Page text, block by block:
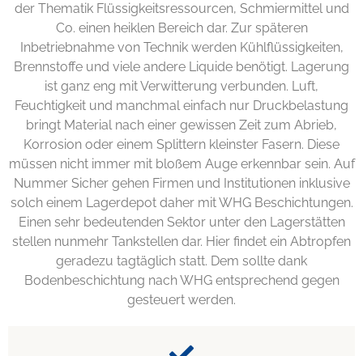
der Thematik Flüssigkeitsressourcen, Schmiermittel und
Co. einen heiklen Bereich dar. Zur späteren
Inbetriebnahme von Technik werden Kühlflüssigkeiten,
Brennstoffe und viele andere Liquide benötigt. Lagerung
ist ganz eng mit Verwitterung verbunden. Luft,
Feuchtigkeit und manchmal einfach nur Druckbelastung
bringt Material nach einer gewissen Zeit zum Abrieb,
Korrosion oder einem Splittern kleinster Fasern. Diese
müssen nicht immer mit bloßem Auge erkennbar sein. Auf
Nummer Sicher gehen Firmen und Institutionen inklusive
solch einem Lagerdepot daher mit WHG Beschichtungen.
Einen sehr bedeutenden Sektor unter den Lagerstätten
stellen nunmehr Tankstellen dar. Hier findet ein Abtropfen
geradezu tagtäglich statt. Dem sollte dank
Bodenbeschichtung nach WHG entsprechend gegen
gesteuert werden.